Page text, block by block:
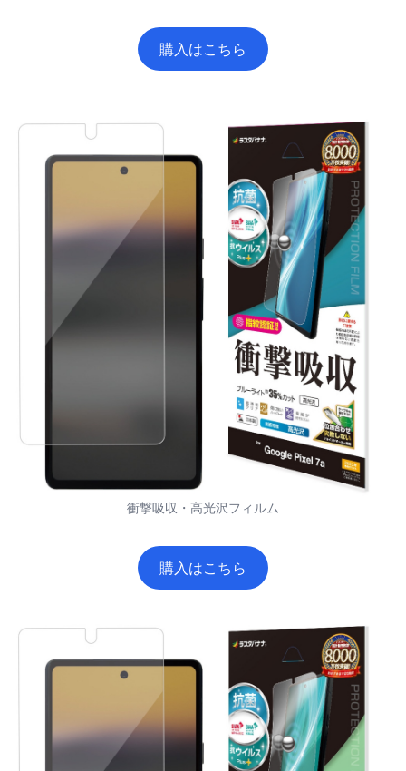
購入はこちら
衝撃吸収・高光沢フィルム
購入はこちら